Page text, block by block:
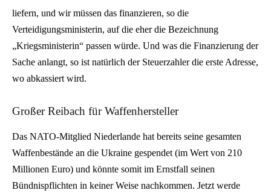
liefern, und wir müssen das finanzieren, so die
Verteidigungsministerin, auf die eher die Bezeichnung
„Kriegsministerin“ passen würde. Und was die Finanzierung der
Sache anlangt, so ist natürlich der Steuerzahler die erste Adresse,
wo abkassiert wird.
Großer Reibach für Waffenhersteller
Das NATO-Mitglied Niederlande hat bereits seine gesamten
Waffenbestände an die Ukraine gespendet (im Wert von 210
Millionen Euro) und könnte somit im Ernstfall seinen
Bündnispflichten in keiner Weise nachkommen. Jetzt werde